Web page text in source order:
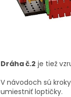
Dráha č.2 je tiež
V návodoch sú
umiestniť loptičky.